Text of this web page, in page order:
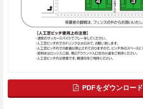
PDFをダウンロード